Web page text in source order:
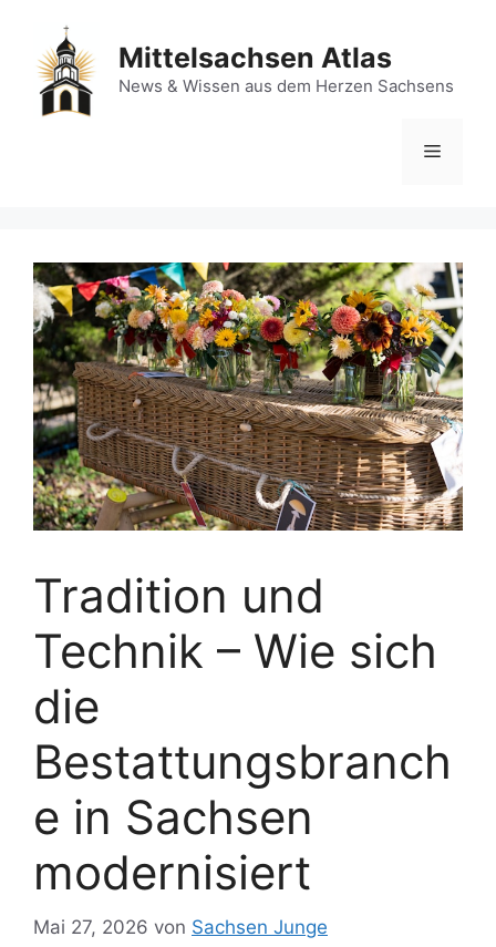
springen
Mittelsachsen Atlas
News & Wissen aus dem Herzen Sachsens
Menü
Tradition und
Technik – Wie sich
die
Bestattungsbranch
e in Sachsen
modernisiert
Mai 27, 2026 von Sachsen Junge